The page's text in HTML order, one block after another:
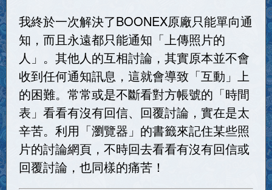
我終於一次解決了BOONEX原廠只能單向通
知，而且永遠都只能通知「上傳照片的
人」。其他人的互相討論，其實原本並不會
收到任何通知訊息，這就會導致「互動」上
的困難。常常或是不斷看對方帳號的「時間
表」看看有沒有回信、回覆討論，實在是太
辛苦。利用「瀏覽器」的書籤來記住某些照
片的討論網頁，不時回去看看有沒有回信或
回覆討論，也同樣的痛苦！